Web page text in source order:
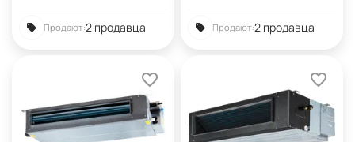
Продают:2 продавца Продают:2 продавца